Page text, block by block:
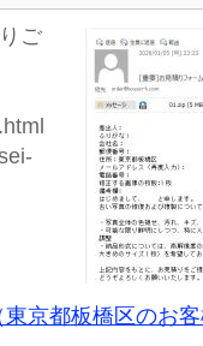
ご
京都板橋区のお